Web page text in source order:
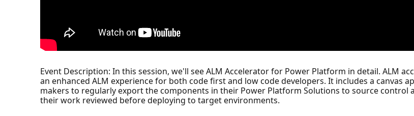
Event Description: In this session, we'll see ALM Accelerator for Power Platform in detail. ALM
an enhanced ALM experience for both code first and low code developers. It includes a canvas
makers to regularly export the components in their Power Platform Solutions to source control
their work reviewed before deploying to target environments.